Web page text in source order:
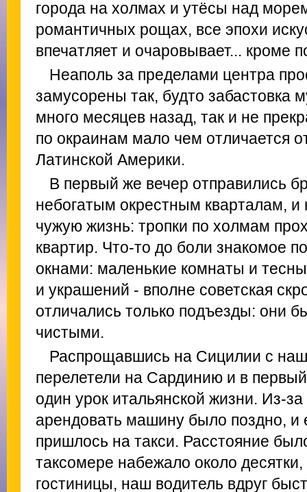
города на холмах и утёсы над
романтичных рощах, все эпохи
впечатляет и очаровывает... кроме
Неаполь за пределами центра
замусорены так, будто забастовка
много месяцев назад, так и не
по окраинам мало чем отличается
Латинской Америки.
В первый же вечер отправились
небогатым окрестным кварталам, и
чужую жизнь: тропки по холмам
квартир. Что-то до боли знакомое
окнами: маленькие комнаты и
и украшений - вполне советская
отличались только подъезды: они
чистыми.
Распрощавшись на Сицилии с
перелетели на Сардинию и в
один урок итальянской жизни. Из-
арендовать машину было поздно, и
пришлось на такси. Расстояние
таксомере набежало около
гостиницы, наш водитель вдруг